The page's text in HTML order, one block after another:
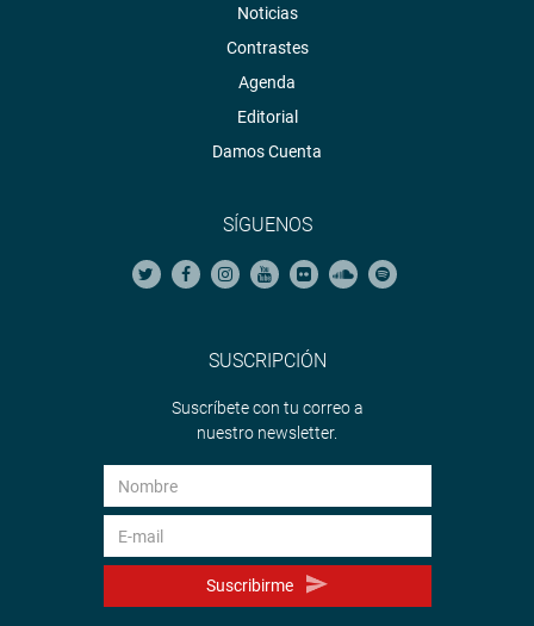
Noticias
Contrastes
Agenda
Editorial
Damos Cuenta
SÍGUENOS
SUSCRIPCIÓN
Suscríbete con tu correo a
nuestro newsletter.
Suscribirme